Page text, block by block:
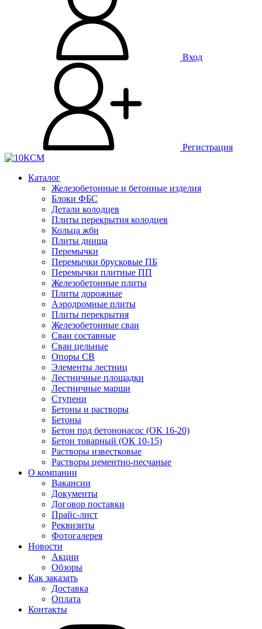
Вход
Регистрация
Каталог
Железобетонные и бетонные изделия
Блоки ФБС
Детали колодцев
Плиты перекрытия колодцев
Кольца жби
Плиты днища
Перемычки
Перемычки брусковые ПБ
Перемычки плитные ПП
Железобетонные плиты
Плиты дорожные
Аэродромные плиты
Плиты перекрытия
Железобетонные сваи
Сваи составные
Сваи цельные
Опоры СВ
Элементы лестниц
Лестничные площадки
Лестничные марши
Ступени
Бетоны и растворы
Бетоны
Бетон под бетононасос (ОК 16-20)
Бетон товарный (ОК 10-15)
Растворы известковые
Растворы цементно-песчаные
О компании
Вакансии
Документы
Договор поставки
Прайс-лист
Реквизиты
Фотогалерея
Новости
Акции
Обзоры
Как заказать
Доставка
Оплата
Контакты